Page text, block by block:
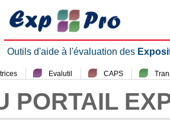
Outils d'aide à l'évaluation des
Evalutil CAPS
PORTAIL